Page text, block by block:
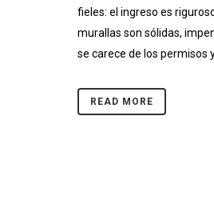
fieles: el ingreso es
murallas son sólidas,
se carece de los permisos y
READ MORE